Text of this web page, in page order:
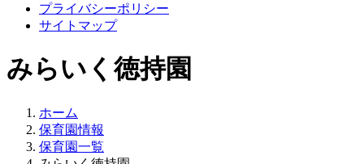
プライバシーポリシー
サイトマップ
みらいく徳持園
ホーム
保育園情報
保育園一覧